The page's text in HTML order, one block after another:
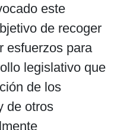
este
de recoger
esfuerzos para
legislativo que
de los
de otros